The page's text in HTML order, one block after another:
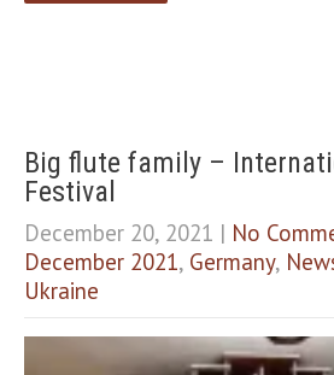
Big flute family –
Festival
December 20, 2021 | No
December 2021, Germany,
Ukraine